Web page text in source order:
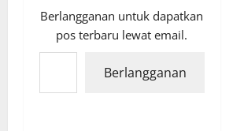
Berlangganan untuk dapatkan
pos terbaru lewat email.
Ketikkan email Anda...
Berlangganan